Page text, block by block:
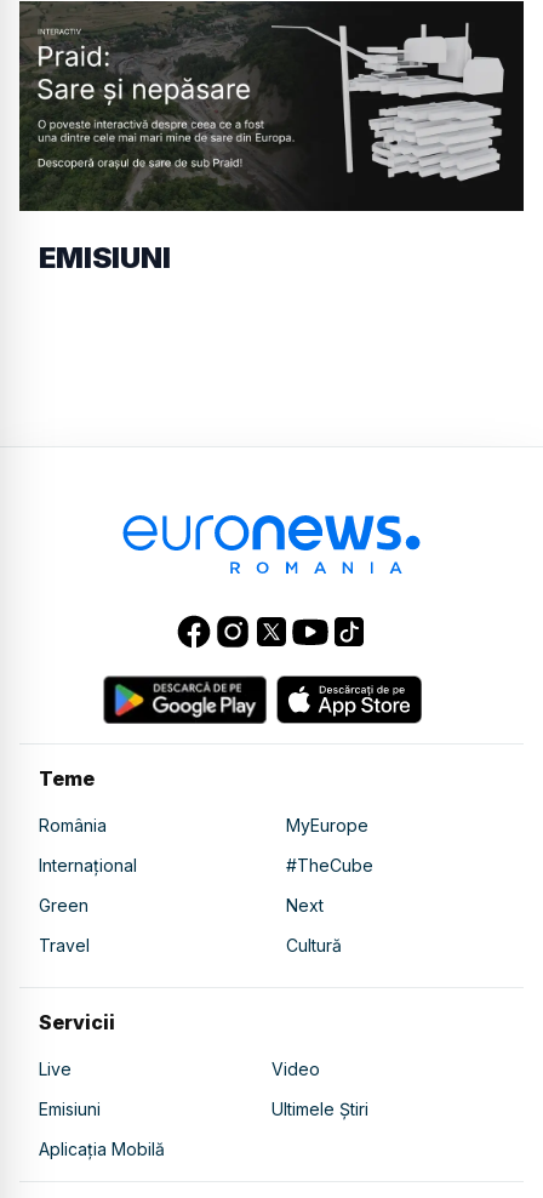
EMISIUNI
Teme
România
MyEurope
Internațional
#TheCube
Green
Next
Travel
Cultură
Servicii
Live
Video
Emisiuni
Ultimele Știri
Aplicația Mobilă